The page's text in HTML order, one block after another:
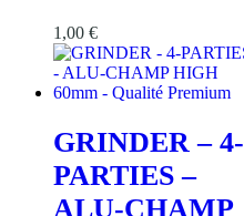
1,00 €
GRINDER – 4-
PARTIES –
ALU-CHAMP